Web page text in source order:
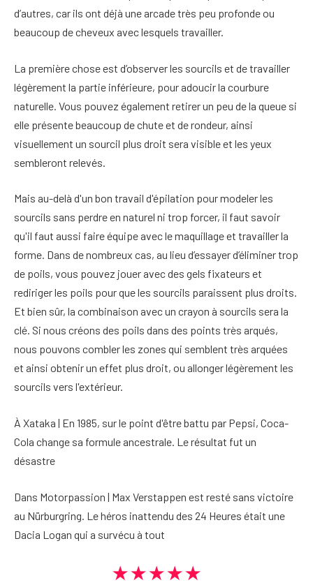
d’autres, car ils ont déjà une arcade très peu profonde ou
beaucoup de cheveux avec lesquels travailler.
La première chose est d’observer les sourcils et de travailler
légèrement la partie inférieure, pour adoucir la courbure
naturelle. Vous pouvez également retirer un peu de la queue si
elle présente beaucoup de chute et de rondeur, ainsi
visuellement un sourcil plus droit sera visible et les yeux
sembleront relevés.
Mais au-delà d'un bon travail d'épilation pour modeler les
sourcils sans perdre en naturel ni trop forcer, il faut savoir
qu'il faut aussi faire équipe avec le maquillage et travailler la
forme. Dans de nombreux cas, au lieu d’essayer d’éliminer trop
de poils, vous pouvez jouer avec des gels fixateurs et
rediriger les poils pour que les sourcils paraissent plus droits.
Et bien sûr, la combinaison avec un crayon à sourcils sera la
clé. Si nous créons des poils dans des points très arqués,
nous pouvons combler les zones qui semblent très arquées
et ainsi obtenir un effet plus droit, ou allonger légèrement les
sourcils vers l'extérieur.
À Xataka | En 1985, sur le point d'être battu par Pepsi, Coca-
Cola change sa formule ancestrale. Le résultat fut un
désastre
Dans Motorpassion | Max Verstappen est resté sans victoire
au Nürburgring. Le héros inattendu des 24 Heures était une
Dacia Logan qui a survécu à tout
★★★★★